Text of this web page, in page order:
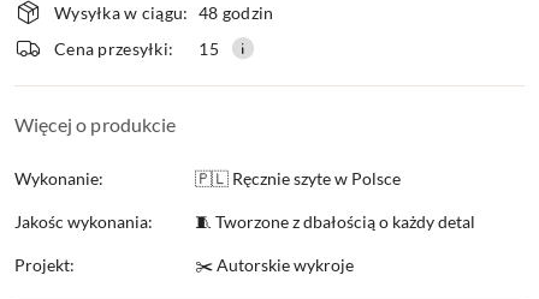
i
dostawa
Wysyłka w ciągu: 48 godzin
Cena przesyłki:
15
Więcej o produkcie
Wykonanie: 🇵🇱 Ręcznie szyte w Polsce
Jakośc wykonania: 🧵 Tworzone z dbałością o każdy detal
Projekt: ✂️ Autorskie wykroje